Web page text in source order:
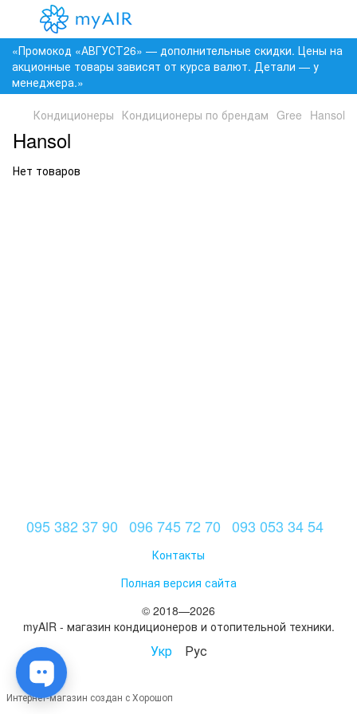
«Промокод «АВГУСТ26» — дополнительные скидки. Цены на
акционные товары зависят от курса валют. Детали — у
менеджера.»
Кондиционеры Кондиционеры по брендам Gree Hansol
Hansol
Нет товаров
095 382 37 90 096 745 72 70 093 053 34 54
Контакты
Полная версия сайта
© 2018—2026
myAIR - магазин кондиционеров и отопительной техники.
Укр Рус
Интернет-магазин создан с Хорошоп